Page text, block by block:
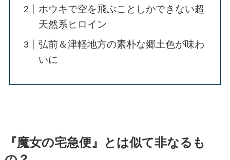
ホウキで空を飛ぶことしかできない超
天然系ヒロイン
弘前＆津軽地方の素朴な郷土色が味わ
いに
『魔女の宅急便』とは似て非なるも